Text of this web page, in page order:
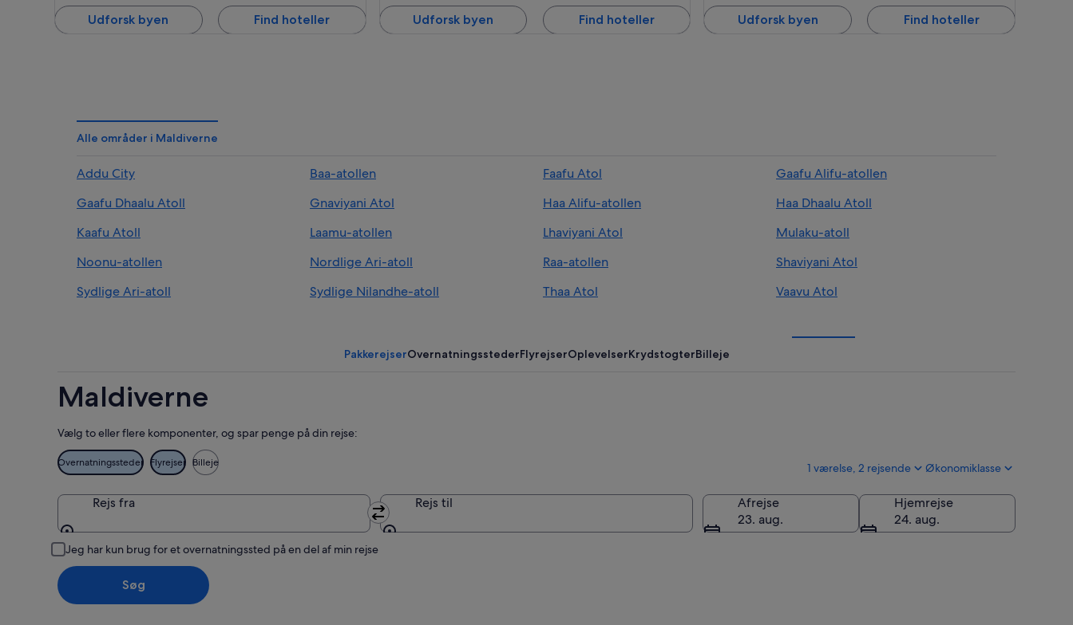
Udforsk byen Find hoteller Udforsk byen Find hoteller Udforsk byen Find hoteller
Alle områder i Maldiverne
Addu City Baa-atollen Faafu Atol
Gaafu Alifu-atollen
Gaafu Dhaalu Atoll
Gnaviyani Atol Haa Alifu-atollen
Haa Dhaalu Atoll
Kaafu Atoll
Laamu-atollen Lhaviyani Atol
Mulaku-atoll
Noonu-atollen
Nordlige Ari-atoll Raa-atollen
Shaviyani Atol
Sydlige Ari-atoll
Sydlige Nilandhe-atoll Thaa Atol Vaavu Atol
PakkerejserOvernatningsstederFlyrejserOplevelserKrydstogterBilleje
Maldiverne
Vælg to eller flere komponenter, og spar penge på din rejse:
Overnatningssteder Flyrejser Billeje 1 værelse, 2 rejsende Økonomiklasse
Rejs fra Rejs til
Afrejse
23. aug.
Hjemrejse
24. aug.
Jeg har kun brug for et overnatningssted på en del af min rejse
Søg